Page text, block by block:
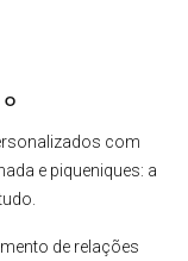
com
e piqueniques: a
de relações